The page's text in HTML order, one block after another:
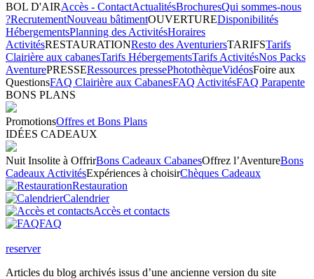
BOL D'AIRAccès - ContactActualitésBrochuresQui sommes-nous
?RecrutementNouveau bâtimentOUVERTUREDisponibilités
HébergementsPlanning des ActivitésHoraires
ActivitésRESTAURATIONResto des AventuriersTARIFSTarifs
Clairière aux cabanesTarifs HébergementsTarifs ActivitésNos Packs
AventurePRESSERessources pressePhotothèqueVidéosFoire aux
QuestionsFAQ Clairière aux CabanesFAQ ActivitésFAQ Parapente
BONS PLANS
PromotionsOffres et Bons Plans
IDÉES CADEAUX
Nuit Insolite à OffrirBons Cadeaux CabanesOffrez l’AventureBons
Cadeaux ActivitésExpériences à choisirChèques Cadeaux
Restauration
Calendrier
Accès et contacts
FAQ
reserver
Articles du blog archivés issus d’une ancienne version du site